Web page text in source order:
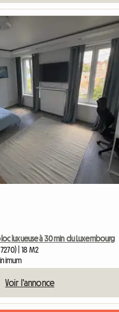
luxueuse à 30 min du Luxembourg
| 18 M2
Voir l'annonce